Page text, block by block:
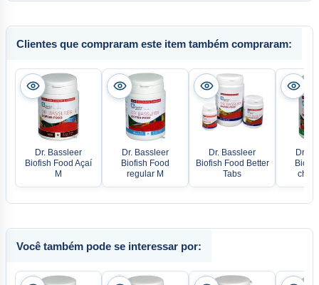
Clientes que compraram este item também compraram:
Dr. Bassleer
Biofish Food Açaí
M
Dr. Bassleer
Biofish Food
regular M
Dr. Bassleer
Biofish Food Better
Tabs
Dr.
Você também pode se interessar por: